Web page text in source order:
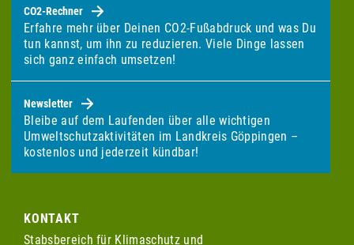
CO2-Rechner
Erfahre mehr über Deinen CO2-Fußabdruck und was Du
tun kannst, um ihn zu reduzieren. Viele Dinge lassen
sich ganz einfach umsetzen!
Newsletter
Bleibe auf dem Laufenden über alle wichtigen
Umweltschutzaktivitäten im Landkreis Göppingen –
kostenlos und jederzeit kündbar!
KONTAKT
Stabsbereich für Klimaschutz und